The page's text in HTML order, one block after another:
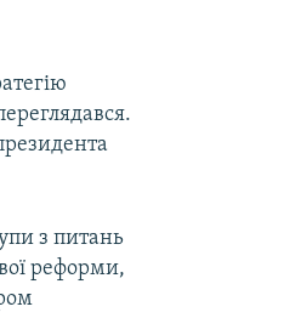
з питань
реформи,